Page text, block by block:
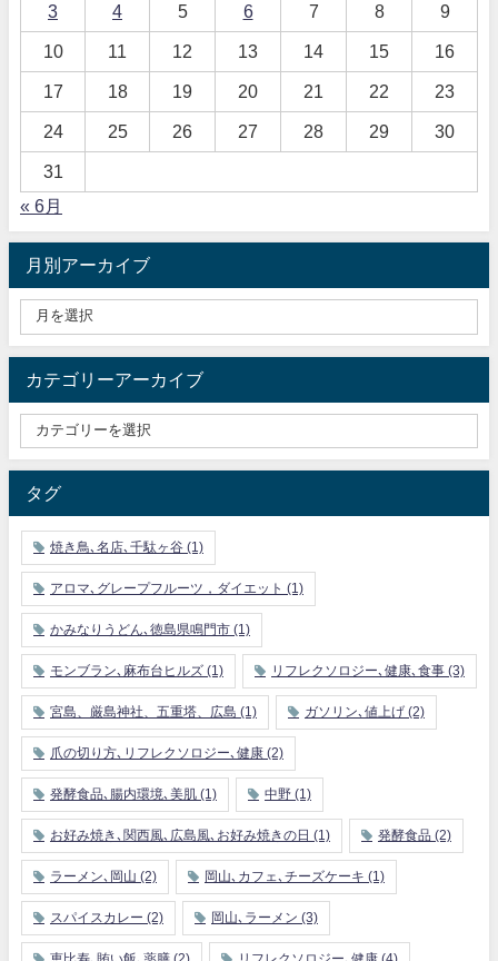
3 4 5 6 7 8 9
10 11 12 13 14 15 16
17 18 19 20 21 22 23
24 25 26 27 28 29 30
31
« 6月
月別アーカイブ
カテゴリーアーカイブ
タグ
焼き鳥､名店､千駄ヶ谷 (1)
アロマ､グレープフルーツ，ダイエット (1)
かみなりうどん､徳島県鳴門市 (1)
モンブラン､麻布台ヒルズ (1) リフレクソロジー､健康､食事 (3)
宮島、厳島神社、五重塔、広島 (1) ガソリン､値上げ (2)
爪の切り方､リフレクソロジー､健康 (2)
発酵食品､腸内環境､美肌 (1) 中野 (1)
お好み焼き､関西風､広島風､お好み焼きの日 (1) 発酵食品 (2)
ラーメン､岡山 (2) 岡山､カフェ､チーズケーキ (1)
スパイスカレー (2) 岡山､ラーメン (3)